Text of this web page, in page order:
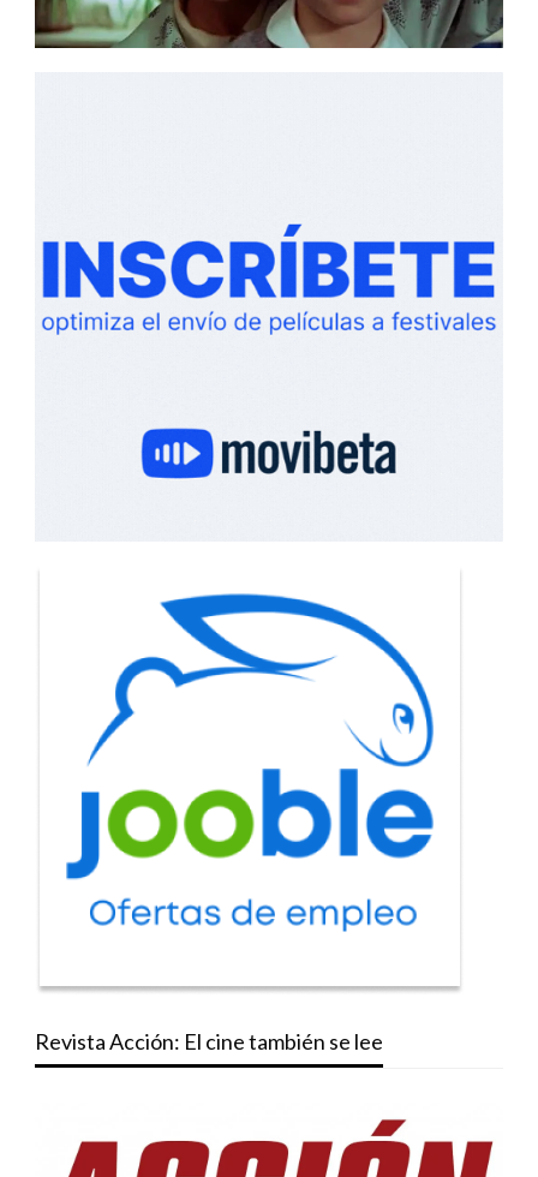
Revista Acción: El cine también se lee